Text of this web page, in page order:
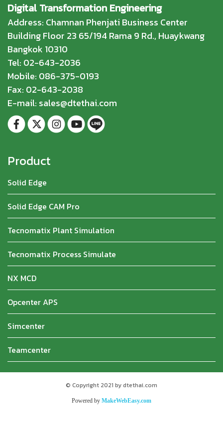
Digital Transformation Engineering
Address: Chamnan Phenjati Business Center
Building Floor 23 65/194 Rama 9 Rd., Huaykwang
Bangkok 10310
Tel: 02-643-2036
Mobile: 086-375-0193
Fax: 02-643-2038
E-mail: sales@dtethai.com
Product
Solid Edge
Solid Edge CAM Pro
Tecnomatix Plant Simulation
Tecnomatix Process Simulate
NX MCD
Opcenter APS
Simcenter
Teamcenter
© Copyright 2021 by dtethai.com
Powered by MakeWebEasy.com